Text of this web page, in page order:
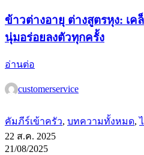
ข้าวต่างอายุ ต่างสูตรหุง: เ
นุ่มอร่อยลงตัวทุกครั้ง
อ่านต่อ
customerservice
คัมภีร์เข้าครัว, บทความทั้งหมด,
22 ส.ค. 2025
21/08/2025